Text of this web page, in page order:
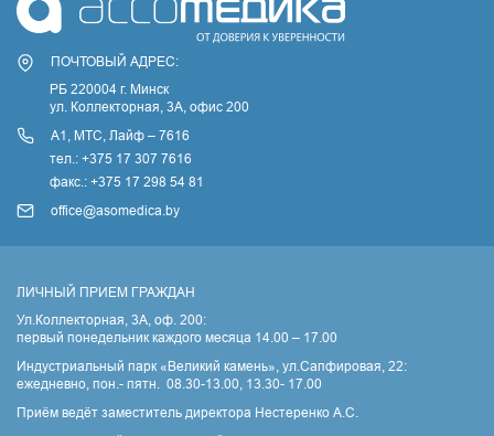
ПОЧТОВЫЙ АДРЕС:
РБ 220004 г. Минск
ул. Коллекторная, 3A, офис 200
А1, МТС, Лайф – 7616
тел.: +375 17 307 7616
факс.: +375 17 298 54 81
office@asomedica.by
ЛИЧНЫЙ ПРИЕМ ГРАЖДАН
Ул.Коллекторная, 3А, оф. 200:
первый понедельник каждого месяца 14.00 – 17.00
Индустриальный парк «Великий камень», ул.Сапфировая, 22:
ежедневно, пон.- пятн. 08.30-13.00, 13.30- 17.00
Приём ведёт заместитель директора Нестеренко А.С.